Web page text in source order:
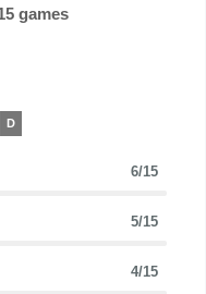
games
D
6/15
5/15
4/15